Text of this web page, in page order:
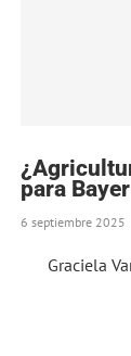
para
6 septiembre 2025
Graciela